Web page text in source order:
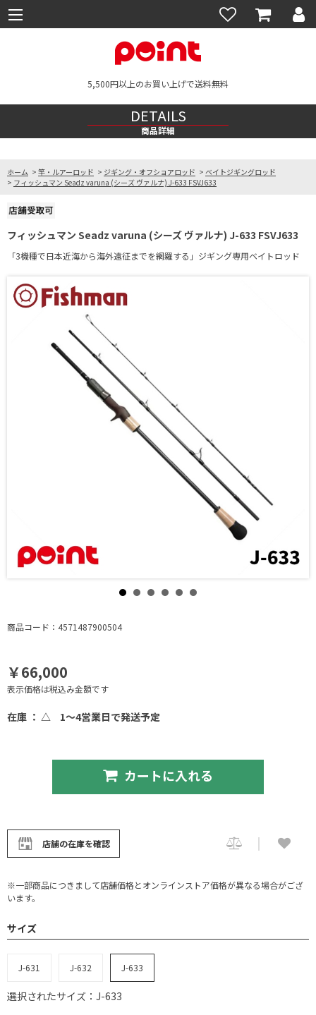
5,500円以上のお買い上げで送料無料
DETAILS
商品詳細
ホーム > 竿・ルアーロッド > ジギング・オフショアロッド > ベイトジギングロッド
> フィッシュマン Seadz varuna (シーズ ヴァルナ) J-633 FSVJ633
フィッシュマン Seadz varuna (シーズ ヴァルナ) J-633 FSVJ633
「3機種で日本近海から海外遠征までを網羅する」ジギング専用ベイトロッド
商品コード：4571487900504
￥66,000
表示価格は税込み金額です
在庫 ： △ 1～4営業日で発送予定
カートに入れる
店舗の在庫を確認
※一部商品につきまして店舗価格とオンラインストア価格が異なる場合がござ
います。
サイズ
J-631 J-632 J-633
選択されたサイズ：J-633